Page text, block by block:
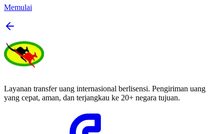
Memulai
Layanan transfer uang internasional berlisensi. Pengiriman uang
yang cepat, aman, dan terjangkau ke 20+ negara tujuan.